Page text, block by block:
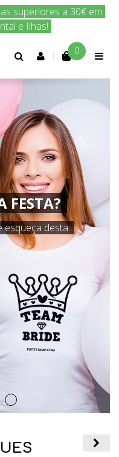
superiores a 30€ em
e Ilhas!
Conta 0
FESTA?
esqueça desta